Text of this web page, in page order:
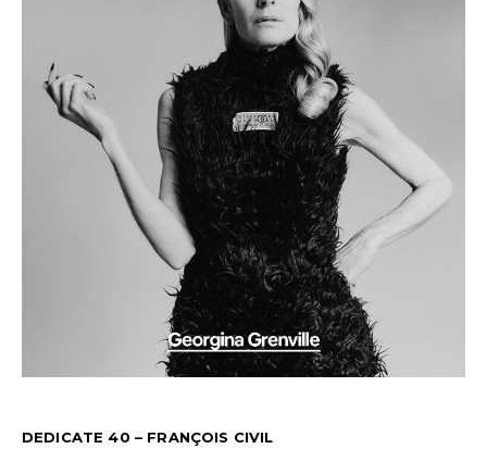
DEDICATE 40 – FRANÇOIS CIVIL